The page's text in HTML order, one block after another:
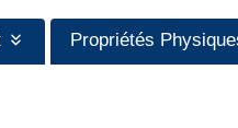
Propriétés